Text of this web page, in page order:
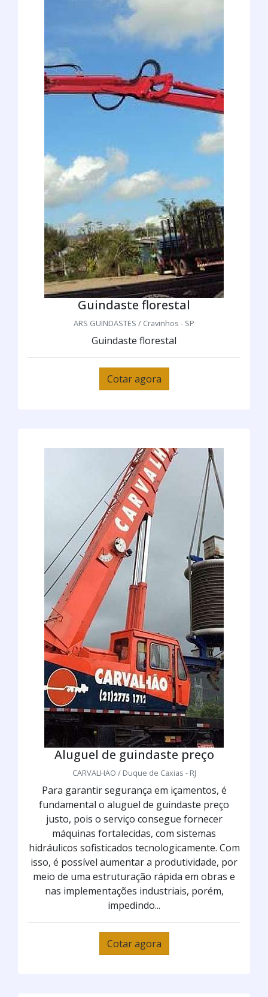
Guindaste florestal
ARS GUINDASTES / Cravinhos - SP
Guindaste florestal
Cotar agora
Aluguel de guindaste preço
CARVALHAO / Duque de Caxias - RJ
Para garantir segurança em içamentos, é
fundamental o aluguel de guindaste preço
justo, pois o serviço consegue fornecer
máquinas fortalecidas, com sistemas
hidráulicos sofisticados tecnologicamente. Com
isso, é possível aumentar a produtividade, por
meio de uma estruturação rápida em obras e
nas implementações industriais, porém,
impedindo...
Cotar agora